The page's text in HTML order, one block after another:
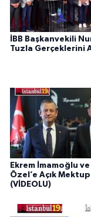
İBB Başkanvekili
Tuzla Gerçeklerini
Ekrem İmamoğlu
Özel’e Açık Mektup
(VİDEOLU)